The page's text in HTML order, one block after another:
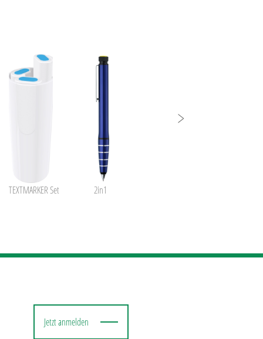
TEXTMARKER Set 2in1
Jetzt anmelden